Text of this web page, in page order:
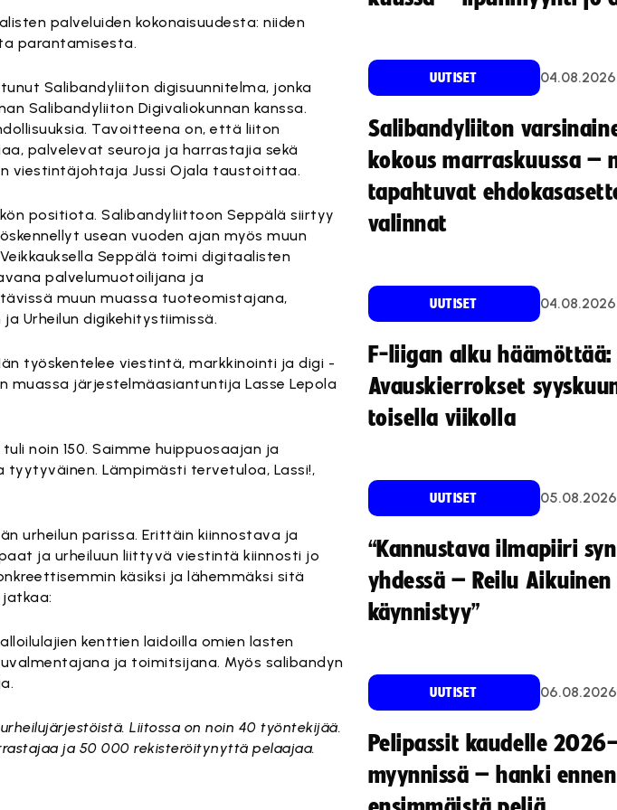
palveluiden kokonaisuudesta: niiden
parantamisesta.
Salibandyliiton digisuunnitelma, jonka
Salibandyliiton Digivaliokunnan kanssa.
Tavoitteena on, että liiton
palvelevat seuroja ja harrastajia sekä
viestintäjohtaja Jussi Ojala taustoittaa.
positiota. Salibandyliittoon Seppälä siirtyy
usean vuoden ajan myös muun
Seppälä toimi digitaalisten
palvelumuotoilijana ja
muun muassa tuoteomistajana,
Urheilun digikehitystiimissä.
työskentelee viestintä, markkinointi ja digi -
muassa järjestelmäasiantuntija Lasse Lepola
noin 150. Saimme huippuosaajan ja
Lämpimästi tervetuloa, Lassi!,
urheilun parissa. Erittäin kiinnostava ja
ja urheiluun liittyvä viestintä kiinnosti jo
käsiksi ja lähemmäksi sitä
kenttien laidoilla omien lasten
ja toimitsijana. Myös salibandyn
Liitossa on noin 40 työntekijää.
ja 50 000 rekisteröitynyttä pelaajaa.
UUTISET 04.08.2026
Salibandyliiton
kokous marraskuussa –
tapahtuvat
valinnat
UUTISET 04.08.2026
F-liigan alku häämöttää:
Avauskierrokset
toisella viikolla
UUTISET 05.08.2026
“Kannustava ilmapiiri
yhdessä – Reilu
käynnistyy”
UUTISET 06.08.2026
Pelipassit kaudelle
myynnissä – hanki ennen